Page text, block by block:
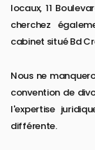
locaux, 11
cherchez
cabinet situé Bd
Nous ne
convention de
l'expertise
différente.